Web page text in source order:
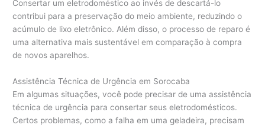
Consertar um eletrodoméstico ao invés de descartá-lo
contribui para a preservação do meio ambiente, reduzindo o
acúmulo de lixo eletrônico. Além disso, o processo de reparo é
uma alternativa mais sustentável em comparação à compra
de novos aparelhos.
Assistência Técnica de Urgência em Sorocaba
Em algumas situações, você pode precisar de uma assistência
técnica de urgência para consertar seus eletrodomésticos.
Certos problemas, como a falha em uma geladeira, precisam